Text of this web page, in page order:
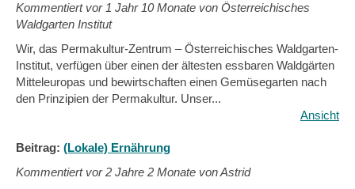
Kommentiert vor 1 Jahr 10 Monate von Österreichisches
Waldgarten Institut
Wir, das Permakultur-Zentrum – Österreichisches Waldgarten-
Institut, verfügen über einen der ältesten essbaren Waldgärten
Mitteleuropas und bewirtschaften einen Gemüsegarten nach
den Prinzipien der Permakultur. Unser...
Ansicht
Beitrag: (Lokale) Ernährung
Kommentiert vor2 Jahre 2 Monate von Astrid